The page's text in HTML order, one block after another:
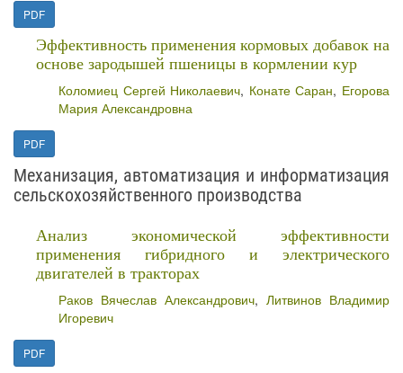
PDF
Эффективность применения кормовых добавок на
основе зародышей пшеницы в кормлении кур
Коломиец Сергей Николаевич, Конате Саран, Егорова
Мария Александровна
PDF
Механизация, автоматизация и информатизация
сельскохозяйственного производства
Анализ экономической эффективности
применения гибридного и электрического
двигателей в тракторах
Раков Вячеслав Александрович, Литвинов Владимир
Игоревич
PDF